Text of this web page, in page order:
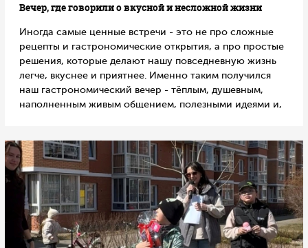
Вечер, где говорили о вкусной и несложной жизни
Иногда самые ценные встречи - это не про сложные
рецепты и гастрономические открытия, а про простые
решения, которые делают нашу повседневную жизнь
легче, вкуснее и приятнее. Именно таким получился
наш гастрономический вечер - тёплым, душевным,
наполненным живым общением, полезными идеями и,